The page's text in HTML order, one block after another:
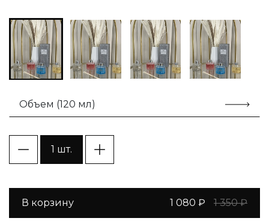
Объем (120 мл)
1 шт.
В корзину 1 080 ₽ 1 350 ₽